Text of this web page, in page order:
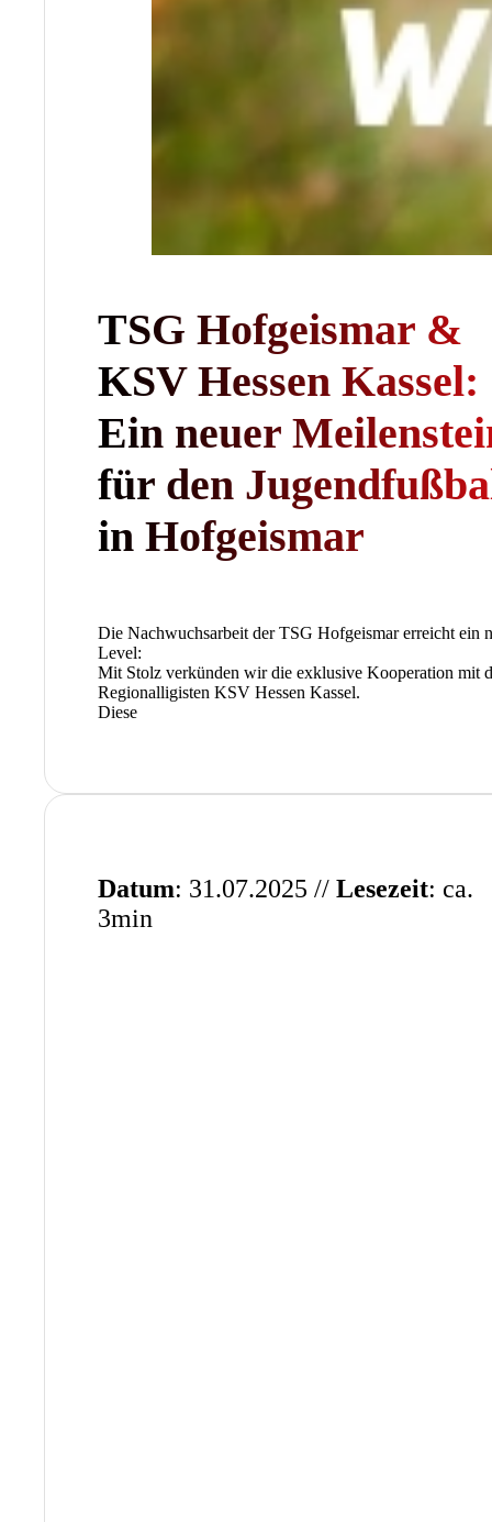
TSG Hofgeismar &
KSV Hessen Kassel:
Ein neuer
für den
in Hofgeismar
Die Nachwuchsarbeit der TSG Hofgeismar erreicht ein
Level:
Mit Stolz verkünden wir die exklusive Kooperation mit
Regionalligisten KSV Hessen Kassel.
Diese
Datum: 31.07.2025 // Lesezeit: ca.
3min